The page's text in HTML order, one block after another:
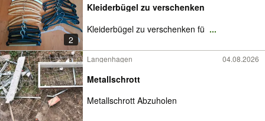
2
Kleiderbügel zu verschenken
Kleiderbügel zu verschenken fü ...
Langenhagen 04.08.2026
Metallschrott
Metallschrott Abzuholen